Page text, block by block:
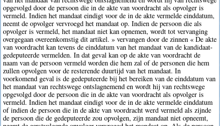
opgevolgd door de persoon die in de akte van voordracht als opvolger is
vermeld. Indien het mandaat eindigt voor de in de akte vermelde einddatum,
neemt de opvolger vervroegd het mandaat op. Indien de persoon die als
opvolger is vermeld, het mandaat niet kan opnemen, wordt tot vervanging
overgegaan overeenkomstig dit artikel. » vervangen door de zinnen « De akte
van voordracht kan tevens de einddatum van het mandaat van de kandidaat-
gedeputeerde vermelden. In dat geval kan op de akte van voordracht de
naam van de persoon vermeld worden die hem zal of de personen die hem
zullen opvolgen voor de resterende duurtijd van het mandaat. In
voorkomend geval is de gedeputeerde bij het bereiken van de einddatum van
het mandaat van rechtswege ontslagnemend en wordt hij van rechtswege
opgevolgd door de persoon die in de akte van voordracht als opvolger is
vermeld. Indien het mandaat eindigt voor de in de akte vermelde einddatum
of indien de persoon die in de akte van voordracht werd vermeld als zijnde
de persoon die de gedeputeerde zou opvolgen, zijn mandaat niet opneemt,